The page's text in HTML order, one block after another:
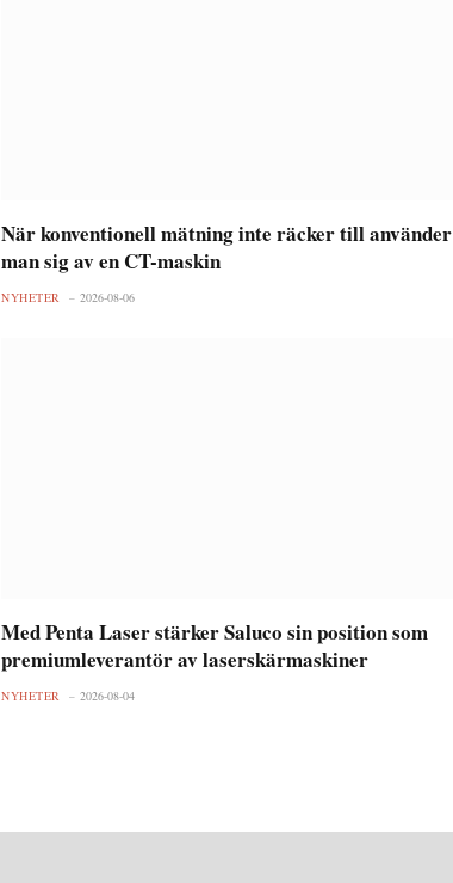
När konventionell mätning inte räcker till använder
man sig av en CT-maskin
NYHETER 2026-08-06
Med Penta Laser stärker Saluco sin position som
premiumleverantör av laserskärmaskiner
NYHETER 2026-08-04